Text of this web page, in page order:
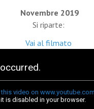
Novembre 2019
Si riparte:
Vai al filmato